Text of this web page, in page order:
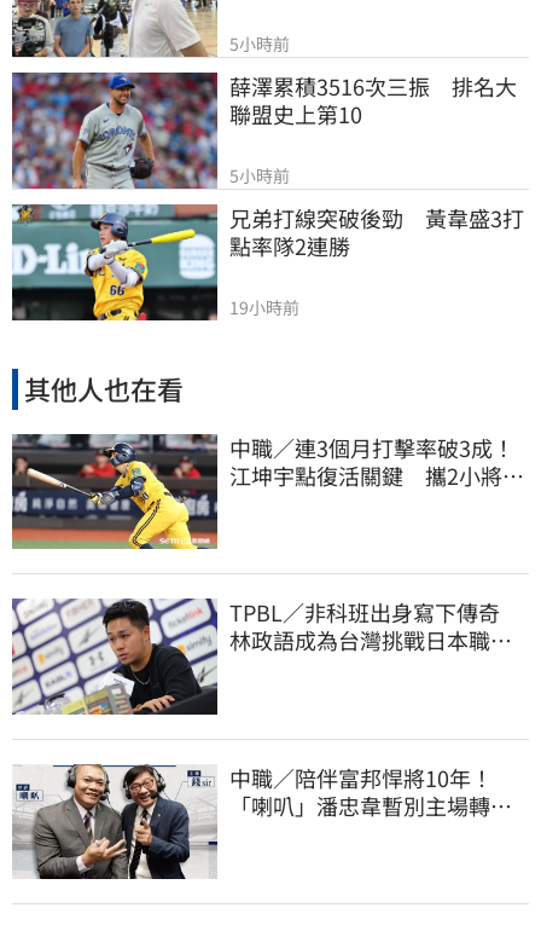
5小時前
薛澤累積3516次三振　排名大
聯盟史上第10
5小時前
兄弟打線突破後勁　黃韋盛3打
點率隊2連勝
19小時前
其他人也在看
中職／連3個月打擊率破3成！
江坤宇點復活關鍵 攜2小將赴
TPBL／非科班出身寫下傳奇
林政語成為台灣挑戰日本職籃
中職／陪伴富邦悍將10年！
「喇叭」潘忠韋暫別主場轉